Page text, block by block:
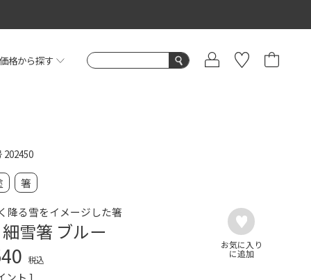
価格から探す
202450
箸
降る雪をイメージした箸
雪箸 ブルー
税込
ント ]